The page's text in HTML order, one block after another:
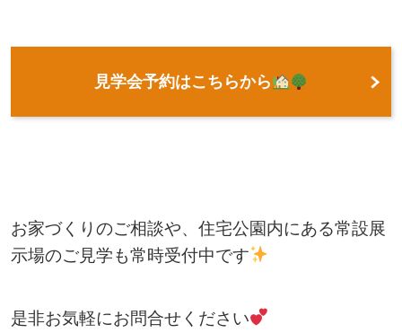
見学会予約はこちらから
お家づくりのご相談や、住宅公園内にある常設展
示場のご見学も常時受付中です
是非お気軽にお問合せください